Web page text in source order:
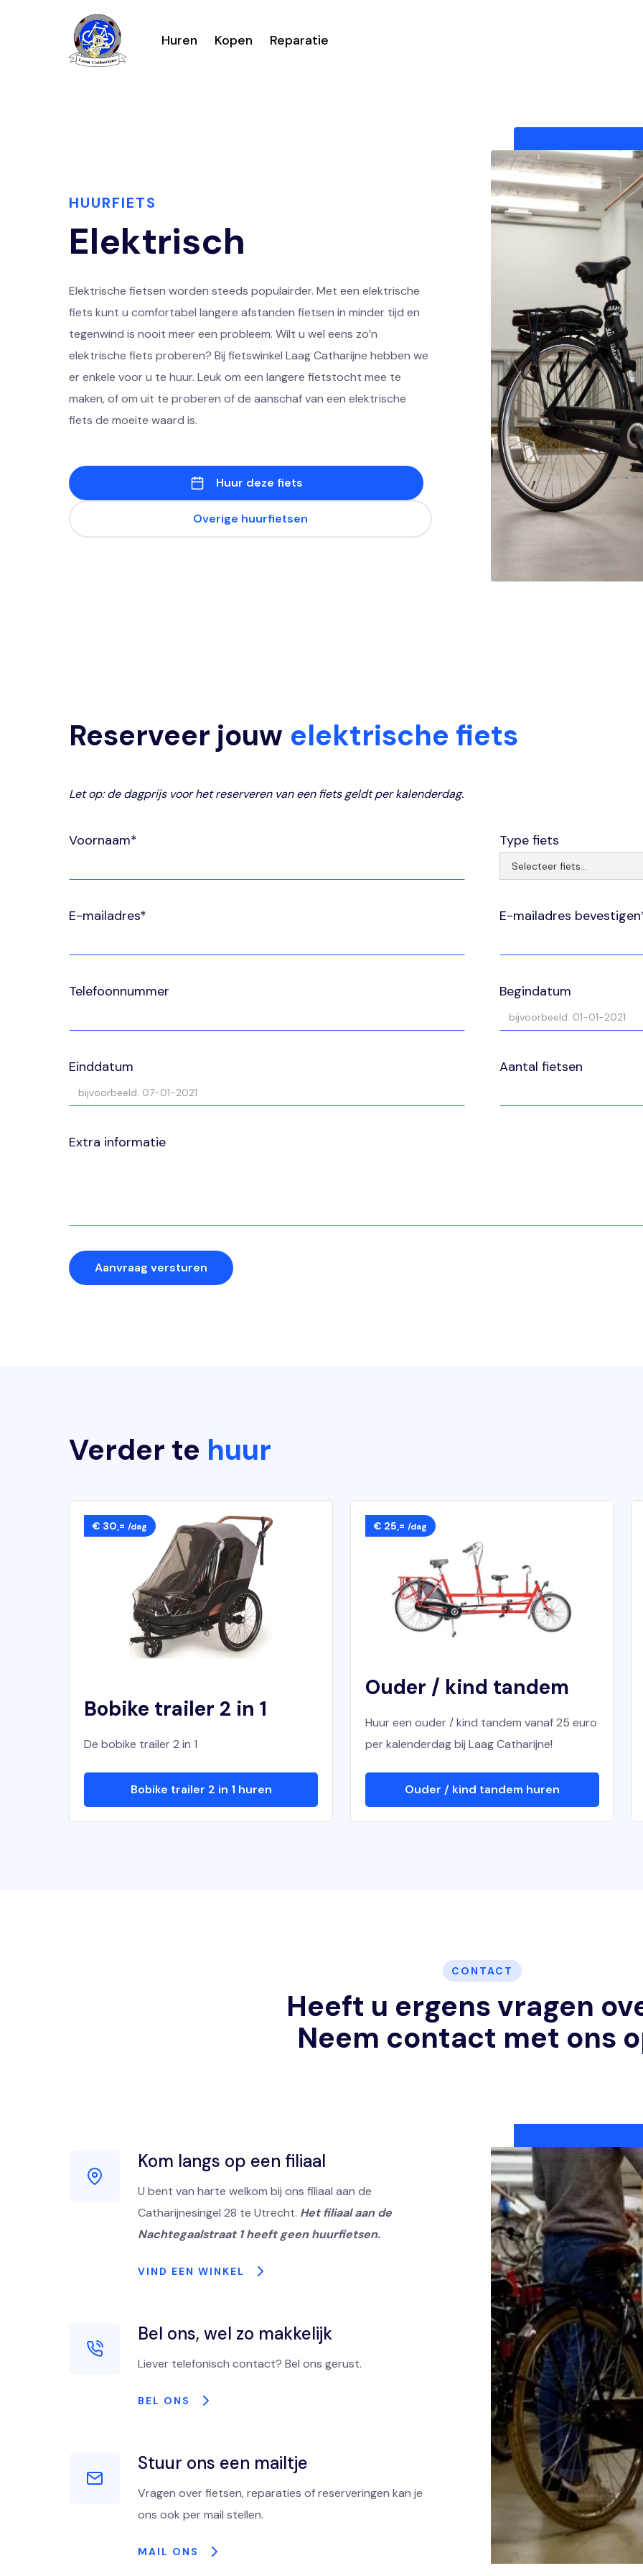
Huren Kopen Reparatie
HUURFIETS
Elektrisch
Elektrische fietsen worden steeds populairder. Met een elektrische
fiets kunt u comfortabel langere afstanden fietsen in minder tijd en
tegenwind is nooit meer een probleem. Wilt u wel eens zo’n
elektrische fiets proberen? Bij fietswinkel Laag Catharijne hebben we
er enkele voor u te huur. Leuk om een langere fietstocht mee te
maken, of om uit te proberen of de aanschaf van een elektrische
fiets de moeite waard is.
Huur deze fiets
Overige huurfietsen
Reserveer jouw elektrische fiets
Let op: de dagprijs voor het reserveren van een fiets geldt per kalenderdag.
Voornaam* Type fiets
E-mailadres* E-mailadres
Telefoonnummer Begindatum
Einddatum Aantal fietsen
Extra informatie
Verder te huur
Bobike trailer 2 in 1
De bobike trailer 2 in 1
Bobike trailer 2 in 1 huren
€ 30,= /dag
Ouder / kind tandem
Huur een ouder / kind tandem vanaf 25 euro
per kalenderdag bij Laag Catharijne!
Ouder / kind tandem huren
€ 25,= /dag
CONTACT
Heeft u ergens vragen
Neem contact met ons
Kom langs op een filiaal
U bent van harte welkom bij ons filiaal aan de
Catharijnesingel 28 te Utrecht. Het filiaal aan de
Nachtegaalstraat 1 heeft geen huurfietsen.
VIND EEN WINKEL
Bel ons, wel zo makkelijk
Liever telefonisch contact? Bel ons gerust.
BEL ONS
Stuur ons een mailtje
Vragen over fietsen, reparaties of reserveringen kan je
ons ook per mail stellen.
MAIL ONS